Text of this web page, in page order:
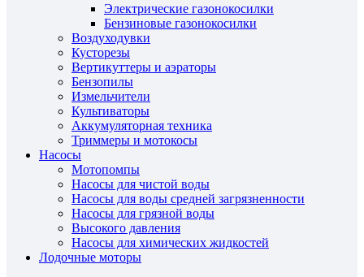
Электрические газонокосилки
Бензиновые газонокосилки
Воздуходувки
Кусторезы
Вертикуттеры и аэраторы
Бензопилы
Измельчители
Культиваторы
Аккумуляторная техника
Триммеры и мотокосы
Насосы
Мотопомпы
Насосы для чистой воды
Насосы для воды средней загрязненности
Насосы для грязной воды
Высокого давления
Насосы для химических жидкостей
Лодочные моторы